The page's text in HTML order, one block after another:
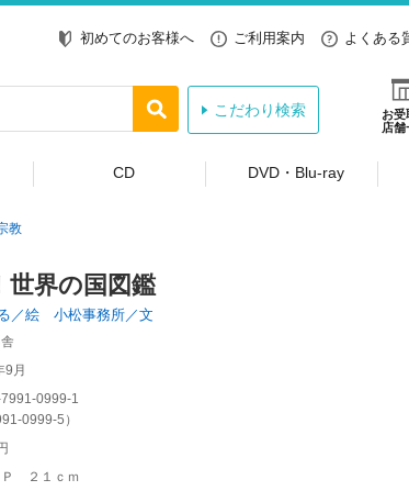
初めてのお客様へ ご利用案内 よくある
お受
店舗
こだわり検索
CD DVD・Blu-ray
教
世界の国図鑑
／絵 小松事務所／文
9月
0999-1
0999-5 ）
Ｐ ２１ｃｍ